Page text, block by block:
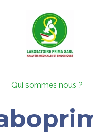
Qui sommes nous ?